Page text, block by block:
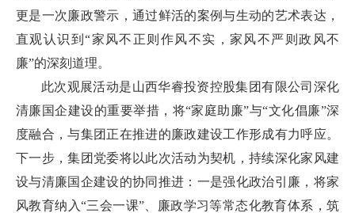
更是一次廉政警示，通过鲜活的案例与生动的艺术表达，
直观认识到“家风不正则作风不实，家风不严则政风不
廉”的深刻道理。
此次观展活动是山西华睿投资控股集团有限公司深化
清廉国企建设的重要举措，将“家庭助廉”与“文化倡廉”深
度融合，与集团正在推进的廉政建设工作形成有力呼应。
下一步，集团党委将以此次活动为契机，持续深化家风建
设与清廉国企建设的协同推进：一是强化政治引廉，将家
风教育纳入“三会一课”、廉政学习等常态化教育体系，筑